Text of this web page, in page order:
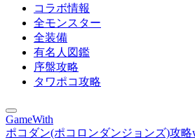
コラボ情報
全モンスター
全装備
有名人図鑑
序盤攻略
タワポコ攻略
GameWith
ポコダン(ポコロンダンジョンズ)攻略